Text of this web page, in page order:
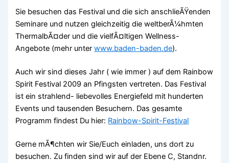
Sie besuchen das Festival und die sich anschlieÃŸenden
Seminare und nutzen gleichzeitig die weltberÃ¼hmten
ThermalbÃ¤der und die vielfÃ¤ltigen Wellness-
Angebote (mehr unterwww.baden-baden.de).
Auch wir sind dieses Jahr ( wie immer ) auf dem Rainbow
Spirit Festival 2009 an Pfingsten vertreten. Das Festival
ist ein strahlend- liebevolles Energiefeld mit hunderten
Events und tausenden Besuchern. Das gesamte
Programm findest Du hier: Rainbow-Spirit-Festival
Gerne mÃ¶chten wir Sie/Euch einladen, uns dort zu
besuchen. Zu finden sind wir auf der Ebene C, Standnr.